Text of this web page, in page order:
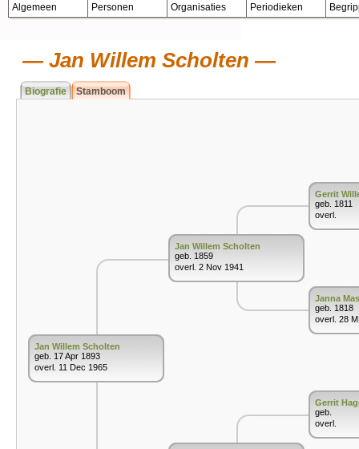
Algemeen Personen Organisaties Periodieken
Jan Willem Scholten
Biografie Stamboom
Jan Willem Scholten
geb. 17 Apr 1893
overl. 11 Dec 1965
Jan Willem Scholten
geb. 1859
overl. 2 Nov 1941
Gerrit
geb. 1811
overl.
Janna
geb. 1818
overl. 28
Gerrit
geb.
overl.